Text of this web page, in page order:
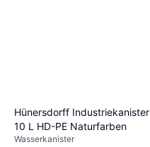
Hünersdorff Industriekanister
10 L HD-PE Naturfarben
Wasserkanister